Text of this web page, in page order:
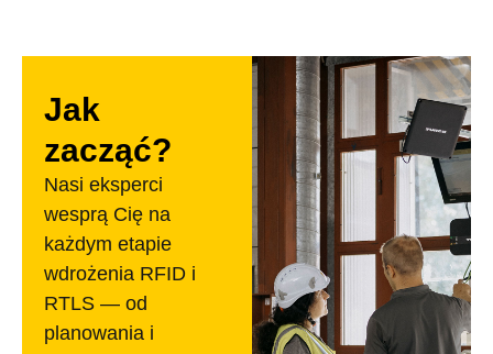
Jak
zacząć?
Nasi eksperci
wesprą Cię na
każdym etapie
wdrożenia RFID i
RTLS — od
planowania i